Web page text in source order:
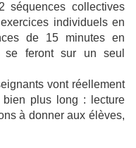
séquences collectives
individuels en
de 15 minutes en
se feront sur un seul
vont réellement
plus long : lecture
à donner aux élèves,